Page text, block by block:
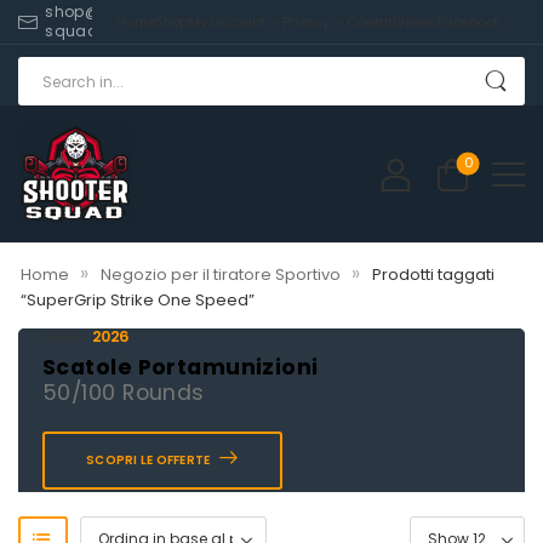
shop@shooter-
squad.com
0
Home » Negozio per il tiratore Sportivo » Prodotti taggati
“SuperGrip Strike One Speed”
2026
Scatole Portamunizioni
50/100 Rounds
SCOPRI LE OFFERTE